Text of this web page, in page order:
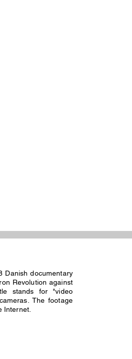
Danish documentary
Revolution against
stands for "video
The footage
Internet.